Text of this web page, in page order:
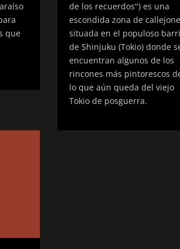
que
de los recuerdos") es una
escondida zona de
situada en el populoso
de Shinjuku (Tokio) donde
encuentran algunos de los
rincones más pintorescos
lo que aún queda del viejo
Tokio de posguerra.